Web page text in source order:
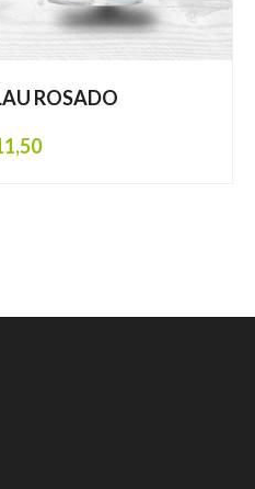
ROSADO